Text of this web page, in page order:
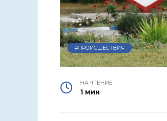
#ПРОИСШЕСТВИЯ
НА ЧТЕНИЕ
1 мин